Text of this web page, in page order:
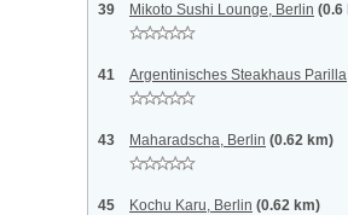
39 Mikoto Sushi Lounge, Berlin (0.6
41 Argentinisches Steakhaus
43 Maharadscha, Berlin (0.62 km)
45 Kochu Karu, Berlin (0.62 km)